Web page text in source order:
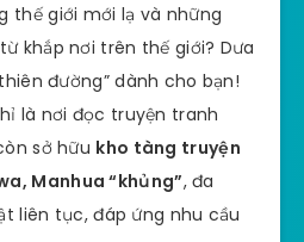
thế giới mới lạ và những
khắp nơi trên thế giới? Dưa
đường” dành cho bạn!
là nơi đọc truyện tranh
sở hữu kho tàng truyện
Manhua “khủng”, đa
liên tục, đáp ứng nhu cầu